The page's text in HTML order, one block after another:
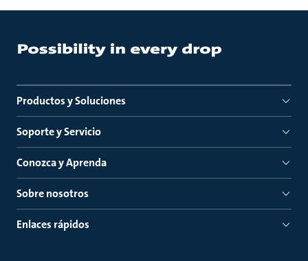
Productos y Soluciones
Soporte y Servicio
Conozca y Aprenda
Sobre nosotros
Enlaces rápidos